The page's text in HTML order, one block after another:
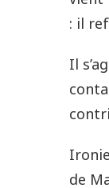
: il
Il
de